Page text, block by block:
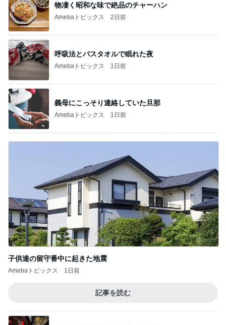
物凄く昭和な味で絶品のチャーハン
Amebaトピックス 2日前
呼吸法とバスタオルで眠れた夜
Amebaトピックス 1日前
義母にこっそり連絡していた旦那
Amebaトピックス 1日前
子供達の留守番中に起きた地震
Amebaトピックス 1日前
記事を読む